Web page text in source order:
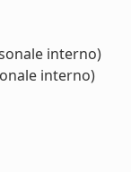
interno)
interno)